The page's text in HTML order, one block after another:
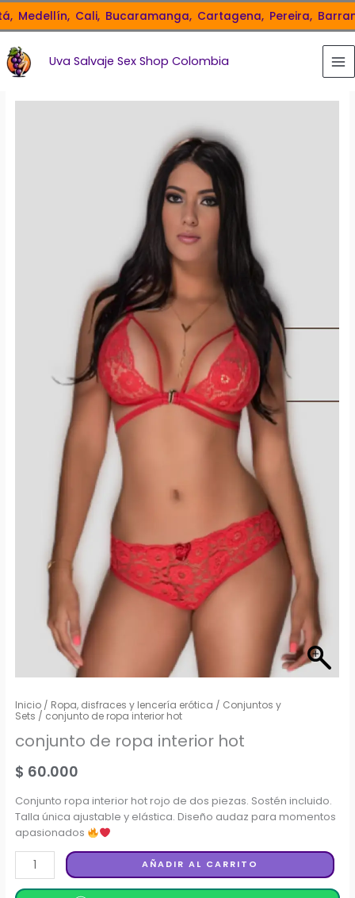
Ir
al
contenido
Medellín, Cali, Bucaramanga, Cartagena, Pereira,
Uva Salvaje Sex Shop Colombia
Inicio / Ropa, disfraces y lencería erótica / Conjuntos y
Sets / conjunto de ropa interior hot
conjunto de ropa interior hot
$ 60.000
Conjunto ropa interior hot rojo de dos piezas. Sostén incluido.
Talla única ajustable y elástica. Diseño audaz para momentos
apasionados
conjunto
de
AÑADIR AL CARRITO